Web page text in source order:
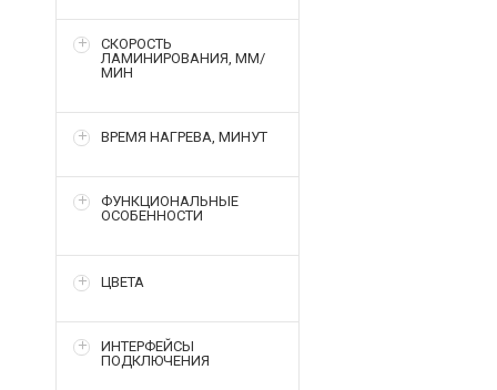
СКОРОСТЬ
ЛАМИНИРОВАНИЯ, ММ/
МИН
ВРЕМЯ НАГРЕВА, МИНУТ
ФУНКЦИОНАЛЬНЫЕ
ОСОБЕННОСТИ
ЦВЕТА
ИНТЕРФЕЙСЫ
ПОДКЛЮЧЕНИЯ